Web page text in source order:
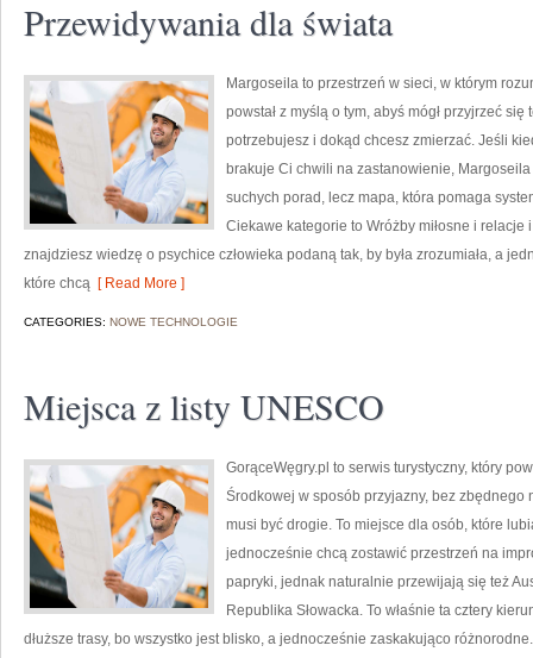
Przewidywania dla świata
Margoseila to przestrzeń w sieci, w którym
powstał z myślą o tym, abyś mógł przyjrzeć
potrzebujesz i dokąd chcesz zmierzać. Jeśli
brakuje Ci chwili na zastanowienie,
suchych porad, lecz mapa, która pomaga
Ciekawe kategorie to Wróżby miłosne i
znajdziesz wiedzę o psychice człowieka podaną tak, by była zrozumiała, a
które chcą [ Read More ]
CATEGORIES: NOWE TECHNOLOGIE
Miejsca z listy UNESCO
GorąceWęgry.pl to serwis turystyczny, który
Środkowej w sposób przyjazny, bez
musi być drogie. To miejsce dla osób, które
jednocześnie chcą zostawić przestrzeń na
papryki, jednak naturalnie przewijają się też
Republika Słowacka. To właśnie ta cztery
dłuższe trasy, bo wszystko jest blisko, a jednocześnie zaskakująco